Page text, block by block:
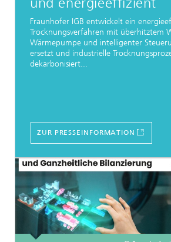
Fraunhofer IGB entwickelt ein
Trocknungsverfahren mit überhitztem
Wärmepumpe und intelligenter
ersetzt und industrielle
dekarbonisiert...
ZUR PRESSEINFORMATION